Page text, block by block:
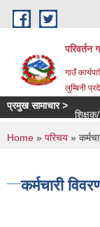
Skip to main content
परिवर्तन
गाउँ
लुम्बिनी
प्रमुख सामाचार >
शिक्षक/
You are
Home » परिचय »
कर्मचारी